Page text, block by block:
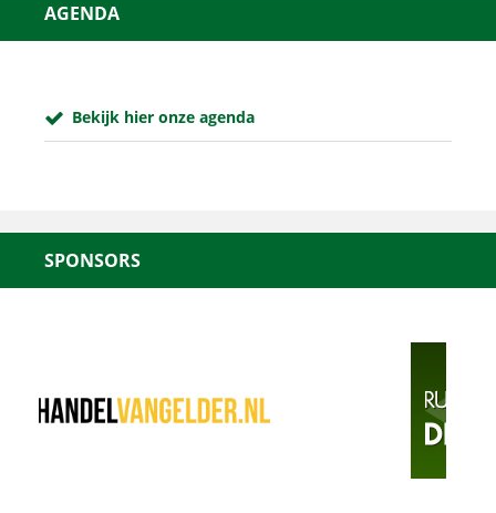
AGENDA
Bekijk hier onze agenda
SPONSORS